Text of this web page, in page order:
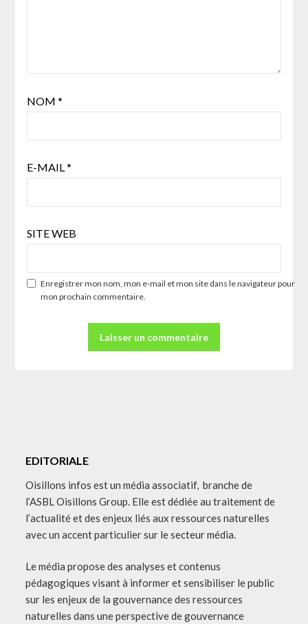
NOM *
E-MAIL*
SITE WEB
Enregistrer mon nom, mon e-mail et mon site dans le navigateur pour
mon prochain commentaire.
EDITORIALE
Oisillons infos est un média associatif, branche de
l’ASBL Oisillons Group. Elle est dédiée au traitement de
l’actualité et des enjeux liés aux ressources naturelles
avec un accent particulier sur le secteur média.
Le média propose des analyses et contenus
pédagogiques visant à informer et sensibiliser le public
sur les enjeux de la gouvernance des ressources
naturelles dans une perspective de gouvernance